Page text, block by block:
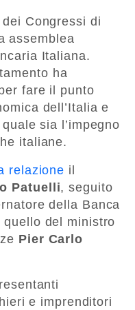
Congressi di
assemblea
Italiana.
ha
fare il punto
dell’Italia e
sia l’impegno
italiane.
relazione il
Patuelli, seguito
della Banca
quello del ministro
Pier Carlo
e imprenditori